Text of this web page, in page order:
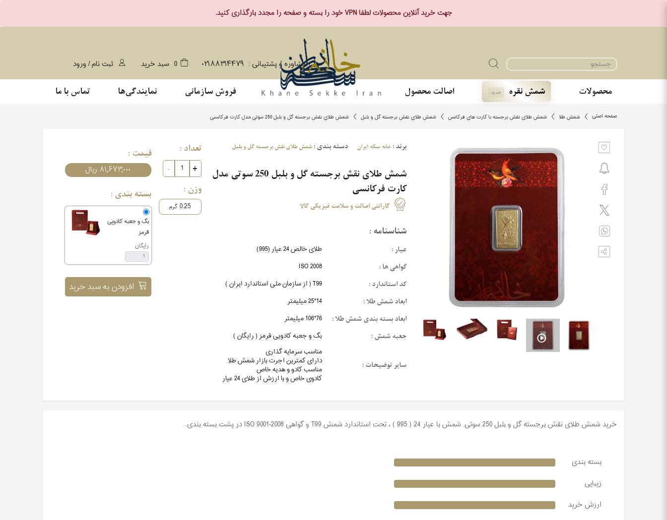
جهت خرید آنلاین محصولات لطفا VPN خود را بسته و صفحه را مجدد بارگذاری کنید.
مشاوره و پشتیبانی : ۰۲۱۸۸۳۱۴۴۷۹ 0 سبد خرید ثبت نام / ورود
محصولات شمش نقره جدید اصالت محصول فروش سازمانی نمایندگی‌ها تماس با ما
صفحه اصلی شمش طلا شمش طلای نقش برجسته با کارت های فرکانس شمش طلای نقش برجسته گل و بلبل شمش طلای نقش برجسته گل و بلبل 250 سوتی مدل کارت فرکانسی
برند :خانه سکه ایران دسته بندی :شمش طلای نقش برجسته گل و بلبل
شمش طلای نقش برجسته گل و بلبل 250 سوتی مدل
کارت فرکانسی
گارانتی اصالت و سلامت فیزیکی کالا
شناسنامه :
عیار : طلای خالص 24 عیار (995)
گواهی ها : ISO 2008
کد استاندارد : T99 ( از سازمان ملی استاندارد ایران )
ابعاد شمش طلا : 14*25 میلیمتر
ابعاد بسته بندی شمش طلا : 76*106 میلیمتر
جعبه شمش : بگ و جعبه کادویی قرمز ( رایگان )
سایر توضیحات :
مناسب سرمایه گذاری
دارای کمترین اجرت بازار شمش طلا
مناسب کادو و هدیه خاص
کادوی خاص و با ارزش از طلای 24 عیار
تعداد :
وزن :
0.25 گرم
قیمت :
۸۱٬۶۷۳٬۰۰۰ ریال
بسته بندی :
بگ و جعبه کادویی
قرمز
رایگان
افزودن به سبد خرید
خرید شمش طلای نقش برجسته گل و بلبل 250 سوتی. شمش با عیار 24 ( 995 ) ، تحت استاندارد شمش T99 و گواهی ISO 9001-2008 در پشت بسته بندی.
بسته بندی
زیبایی
ارزش خرید